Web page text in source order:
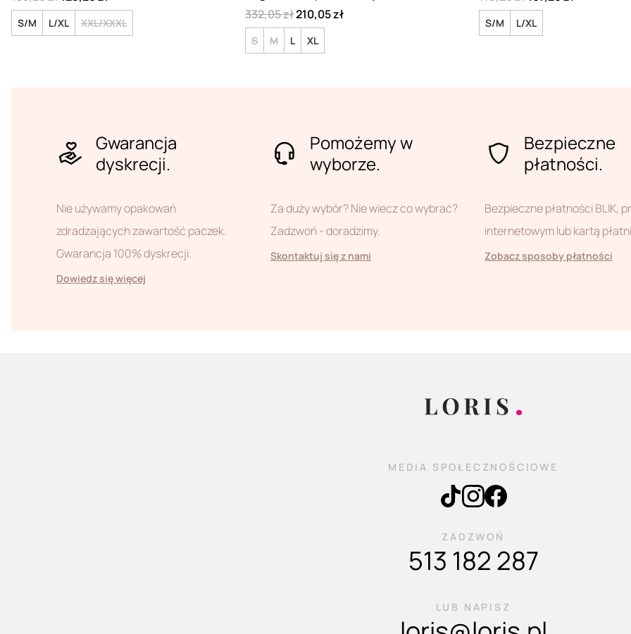
S/M L/XL XXL/XXXL
332,05 zł210,05 zł
S M L XL
S/M L/XL
Gwarancja
dyskrecji.
Nie używamy opakowań
zdradzających zawartość paczek.
Gwarancja 100% dyskrecji.
Dowiedz się więcej
Pomożemy w
wyborze.
Za duży wybór? Nie wiecz co wybrać?
Zadzwoń - doradzimy.
Skontaktuj się z nami
Bezpieczne
płatności.
Bezpieczne płatności BLIK,
internetowym lub kartą
Zobacz sposoby płatności
MEDIA SPOŁECZNOŚCIOWE
ZADZWOŃ
513 182 287
LUB NAPISZ